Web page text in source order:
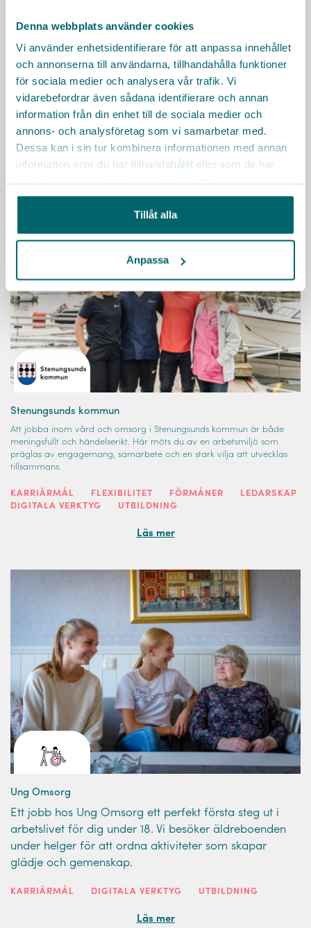
Denna webbplats använder cookies
Vi använder enhetsidentifierare för att anpassa innehållet
och annonserna till användarna, tillhandahålla funktioner
för sociala medier och analysera vår trafik. Vi
vidarebefordrar även sådana identifierare och annan
information från din enhet till de sociala medier och
annons- och analysföretag som vi samarbetar med.
Dessa kan i sin tur kombinera informationen med annan
information som du har tillhandahållit eller som de har
Tillåt alla
Anpassa
Sotenäs kommun
Hos oss inom vård och omsorg blir du en viktig del av människors
vardag, samtidigt som du själv utvecklas i din yrkesroll i en
Läs mer
Stenungsunds kommun
Att jobba inom vård och omsorg i Stenungsunds kommun är både
meningsfullt och händelserikt. Här möts du av en arbetsmiljö som
präglas av engagemang, samarbete och en stark vilja att utvecklas
tillsammans.
KARRIÄRMÅL FLEXIBILITET FÖRMÅNER
LEDARSKAP
DIGITALA VERKTYG
UTBILDNING
Läs mer
Ung Omsorg
Ett jobb hos Ung Omsorg ett perfekt första steg ut i
arbetslivet för dig under 18. Vi besöker äldreboenden
under helger för att ordna aktiviteter som skapar
glädje och gemenskap.
KARRIÄRMÅL DIGITALA VERKTYG UTBILDNING
Läs mer